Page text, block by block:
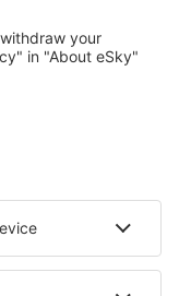
utilizatorii eSky